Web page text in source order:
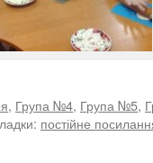
, Група №4, Група №5,
постійне